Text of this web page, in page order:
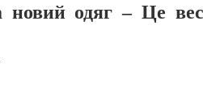
одяг – Це